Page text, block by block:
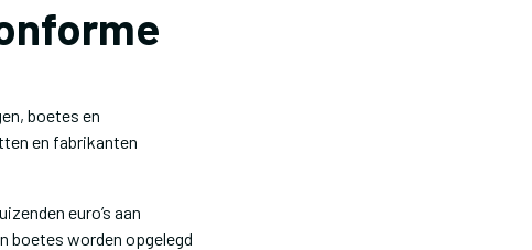
boetes en
en fabrikanten
euro’s aan
boetes worden opgelegd